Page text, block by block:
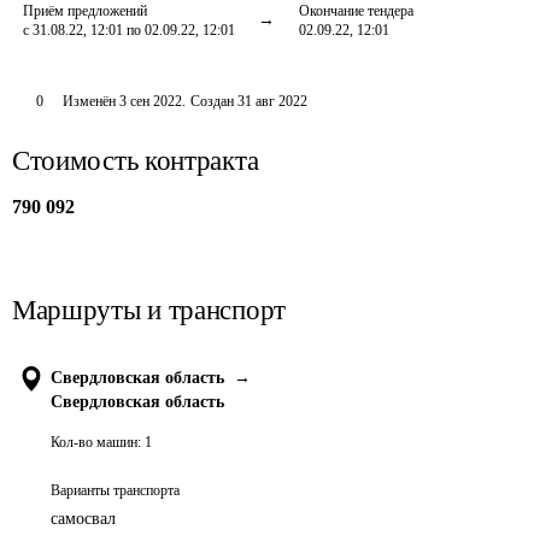
Приём предложений
с 31.08.22, 12:01 по 02.09.22, 12:01
Окончание тендера
02.09.22, 12:01
0 Изменён 3 сен 2022. Создан 31 авг 2022
Стоимость контракта
790 092
Маршруты и транспорт
Свердловская область
→
Свердловская область
Кол-во машин: 1
Варианты транспорта
самосвал